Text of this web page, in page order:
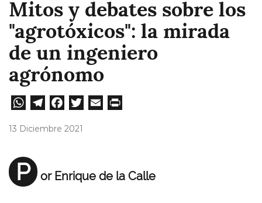
Mitos y debates sobre los
"agrotóxicos": la mirada
de un ingeniero
agrónomo
W
A
pp
Te
m
Fa
13 Diciembre 2021
P or Enrique de la Calle